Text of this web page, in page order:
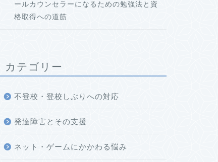
ールカウンセラーになるための勉強法と資
格取得への道筋
カテゴリー
不登校・登校しぶりへの対応
発達障害とその支援
ネット・ゲームにかかわる悩み